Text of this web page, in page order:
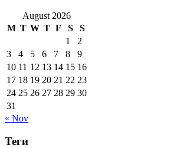
August 2026
M T W T F S
S
1
2
3
4 5 6 7 8
9
10 11 12 13 14 15 16
17 18 19 20 21 22 23
24 25 26 27 28 29 30
31
« Nov
Теги